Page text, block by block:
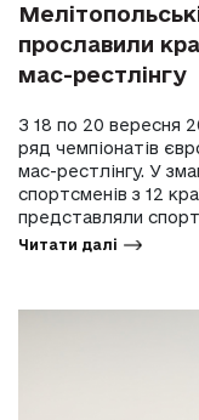
прославили
мас-рестлінгу
З 18 по 20 вересня
ряд чемпіонатів
мас-рестлінгу. У
спортсменів з 12
представляли
Читати далі